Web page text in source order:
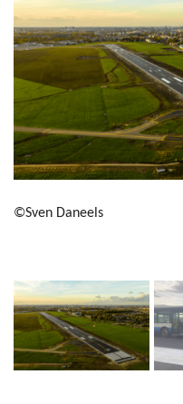
©Sven Daneels